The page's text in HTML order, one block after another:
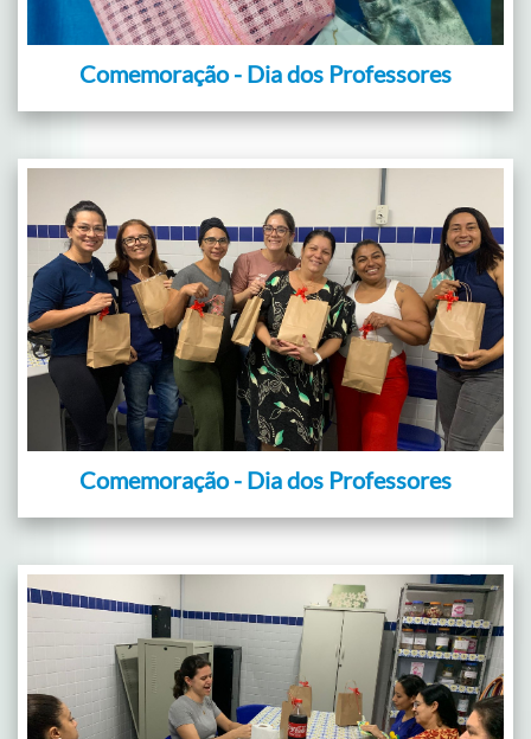
Comemoração - Dia dos Professores
Comemoração - Dia dos Professores